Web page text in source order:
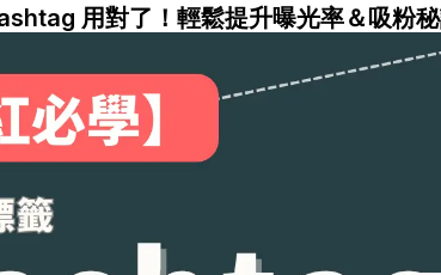
用對了！輕鬆提升曝光率＆吸粉